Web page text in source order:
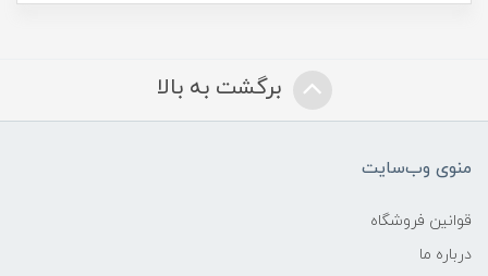
برگشت به بالا
منوی وب‌سایت
قوانین فروشگاه
درباره ما